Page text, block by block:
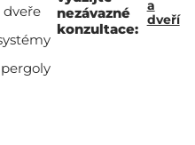
dveře
nezávazné
konzultace:
a
dveří